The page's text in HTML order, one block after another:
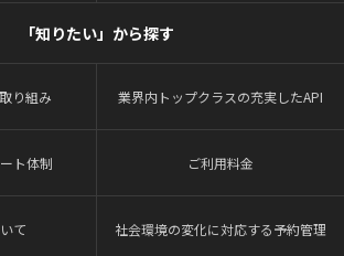
「知りたい」から探す
り組み 業界内トップクラスの充実したAPI
ト体制 ご利用料金
て 社会環境の変化に対応する予約管理